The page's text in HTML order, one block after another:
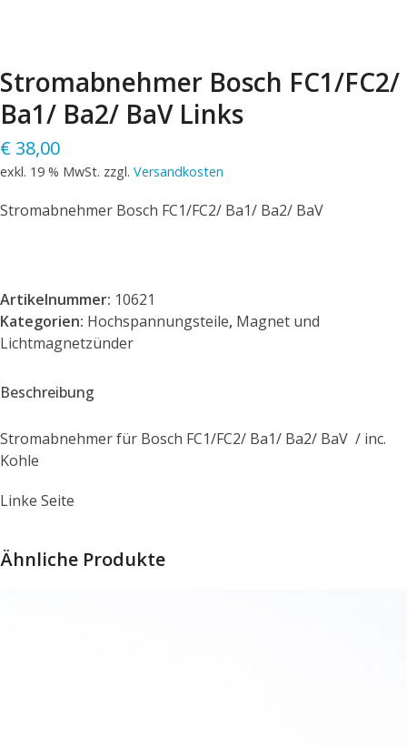
Stromabnehmer Bosch FC1/FC2/
Ba1/ Ba2/ BaV Links
€ 38,00
exkl. 19 % MwSt. zzgl. Versandkosten
Stromabnehmer Bosch FC1/FC2/ Ba1/ Ba2/ BaV
Artikelnummer: 10621
Kategorien: Hochspannungsteile, Magnet und
Lichtmagnetzünder
Beschreibung
Stromabnehmer für Bosch FC1/FC2/ Ba1/ Ba2/ BaV / inc.
Kohle
Linke Seite
Ähnliche Produkte